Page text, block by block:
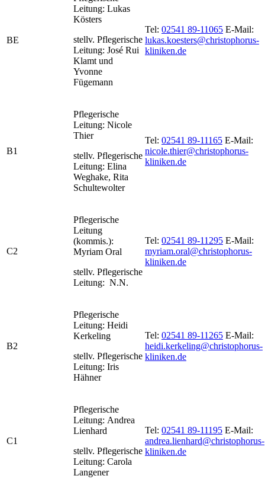
BE
Leitung: Lukas
Kösters
stellv. Pflegerische
Leitung: José Rui
Klamt und
Yvonne
Fügemann
Tel: 02541 89-11065 E-Mail:
lukas.koesters@christophorus-
kliniken.de
B1
Pflegerische
Leitung: Nicole
Thier
stellv. Pflegerische
Leitung: Elina
Weghake, Rita
Schultewolter
Tel: 02541 89-11165 E-Mail:
nicole.thier@christophorus-
kliniken.de
C2
Pflegerische
Leitung
(kommis.):
Myriam Oral
stellv. Pflegerische
Leitung: N.N.
Tel: 02541 89-11295 E-Mail:
myriam.oral@christophorus-
kliniken.de
B2
Pflegerische
Leitung: Heidi
Kerkeling
stellv. Pflegerische
Leitung: Iris
Hähner
Tel: 02541 89-11265 E-Mail:
heidi.kerkeling@christophorus-
kliniken.de
C1
Pflegerische
Leitung: Andrea
Lienhard
stellv. Pflegerische
Leitung: Carola
Langener
Tel: 02541 89-11195 E-Mail:
andrea.lienhard@christophorus-
kliniken.de